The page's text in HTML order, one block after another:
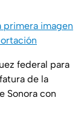
primera imagen
federal para
de la
Sonora con